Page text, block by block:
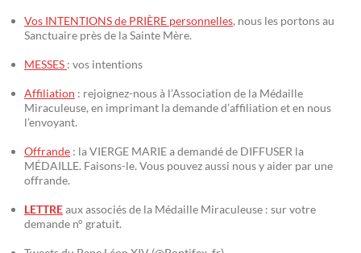
Vos INTENTIONS de PRIÈRE personnelles, nous les portons au
Sanctuaire près de la Sainte Mère.
MESSES : vos intentions
Affiliation : rejoignez-nous à l’Association de la Médaille
Miraculeuse, en imprimant la demande d’affiliation et en nous
l’envoyant.
Offrande : la VIERGE MARIE a demandé de DIFFUSER la
MÉDAILLE. Faisons-le. Vous pouvez aussi nous y aider par une
offrande.
LETTREaux associés de la Médaille Miraculeuse : sur votre
demande n° gratuit.